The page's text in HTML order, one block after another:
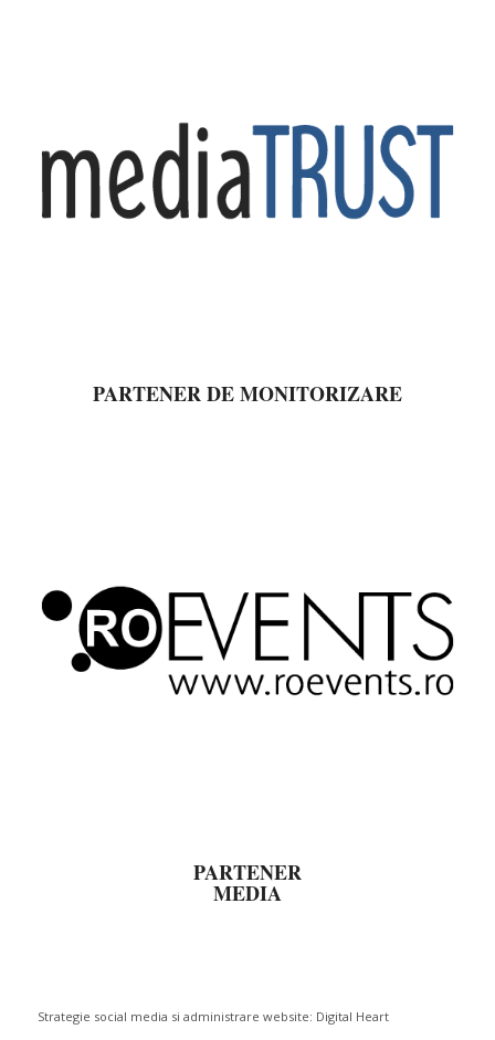
PARTENER DE MONITORIZARE
PARTENER
MEDIA
Strategie social media si administrare website: Digital Heart